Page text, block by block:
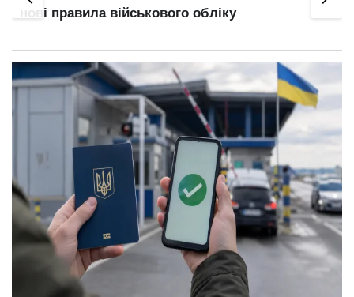
нові правила військового обліку